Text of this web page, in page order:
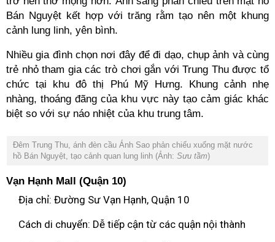
Bán Nguyệt kết hợp với trăng rằm tạo nên một khung
cảnh lung linh, yên bình.
Nhiều gia đình chọn nơi đây để đi dạo, chụp ảnh và cùng
trẻ nhỏ tham gia các trò chơi gắn với Trung Thu được tổ
chức tại khu đô thị Phú Mỹ Hưng. Khung cảnh nhẹ
nhàng, thoáng đãng của khu vực này tạo cảm giác khác
biệt so với sự náo nhiệt của khu trung tâm.
Đêm Trung Thu, ánh đèn cầu Ánh Sao phản chiếu xuống mặt nước
hồ Bán Nguyệt, tạo cảnh quan lung linh (Ảnh: Sưu tầm)
Vạn Hạnh Mall (Quận 10)
Địa chỉ: Đường Sư Vạn Hạnh, Quận 10
Cách di chuyển: Dễ tiếp cận từ các quận nội thành